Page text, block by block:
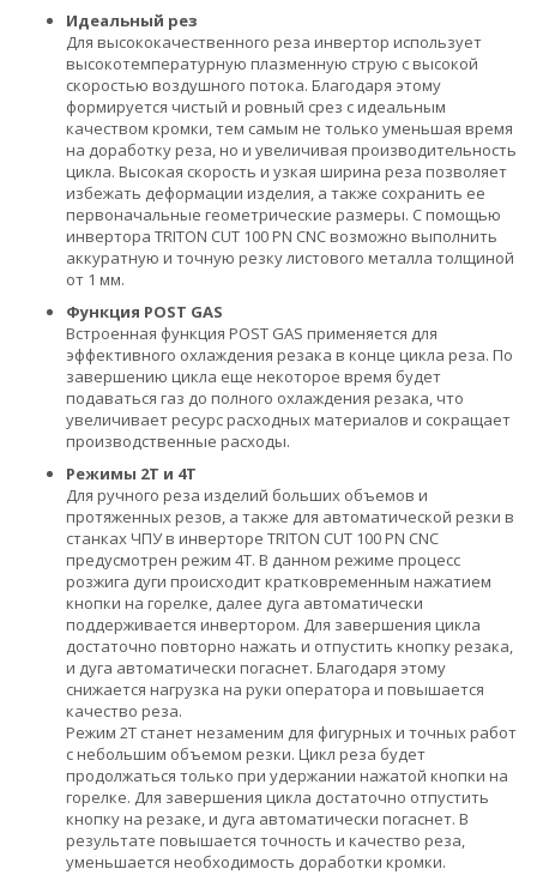
Идеальный рез
Для высококачественного реза инвертор использует
высокотемпературную плазменную струю с высокой
скоростью воздушного потока. Благодаря этому
формируется чистый и ровный срез с идеальным
качеством кромки, тем самым не только уменьшая время
на доработку реза, но и увеличивая производительность
цикла. Высокая скорость и узкая ширина реза позволяет
избежать деформации изделия, а также сохранить ее
первоначальные геометрические размеры. С помощью
инвертора TRITON CUT 100 PN CNC возможно выполнить
аккуратную и точную резку листового металла толщиной
от 1 мм.
Функция POST GAS
Встроенная функция POST GAS применяется для
эффективного охлаждения резака в конце цикла реза. По
завершению цикла еще некоторое время будет
подаваться газ до полного охлаждения резака, что
увеличивает ресурс расходных материалов и сокращает
производственные расходы.
Режимы 2Т и 4Т
Для ручного реза изделий больших объемов и
протяженных резов, а также для автоматической резки в
станках ЧПУ в инверторе TRITON CUT 100 PN CNC
предусмотрен режим 4Т. В данном режиме процесс
розжига дуги происходит кратковременным нажатием
кнопки на горелке, далее дуга автоматически
поддерживается инвертором. Для завершения цикла
достаточно повторно нажать и отпустить кнопку резака,
и дуга автоматически погаснет. Благодаря этому
снижается нагрузка на руки оператора и повышается
качество реза.
Режим 2Т станет незаменим для фигурных и точных работ
с небольшим объемом резки. Цикл реза будет
продолжаться только при удержании нажатой кнопки на
горелке. Для завершения цикла достаточно отпустить
кнопку на резаке, и дуга автоматически погаснет. В
результате повышается точность и качество реза,
уменьшается необходимость доработки кромки.